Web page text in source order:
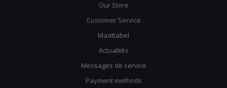
Our Store
Customer Service
Maattabel
Actualités
Messages de service
Payment methods